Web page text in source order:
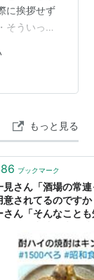
に挨拶せず
そういった
には感謝
詰めるたち
関係せずに
地域のよう
場合、…
もっと見る
ブックマーク
見さん「酒場の常
意されてるのです
さん「そんなこと
置が決まってます。
乱さないよう気遣っ